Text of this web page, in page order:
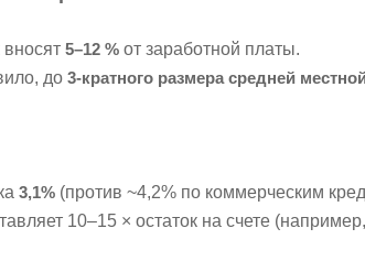
вносят 5–12 % от заработной платы.
до 3-кратного размера средней
3,1% (против ~4,2% по коммерческим
10–15 × остаток на счете